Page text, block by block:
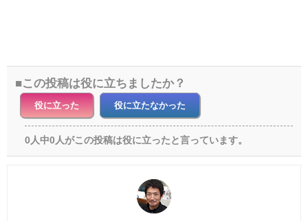
この投稿は役に立ちましたか？
役に立った 役に立たなかった
0人中0人がこの投稿は役に立ったと言っています。